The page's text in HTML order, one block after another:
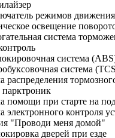
режимов движения
освещение
система
система
система
распределения
помощи при старте на
электронного контроля
"Проводи меня домой"
дверей при езде